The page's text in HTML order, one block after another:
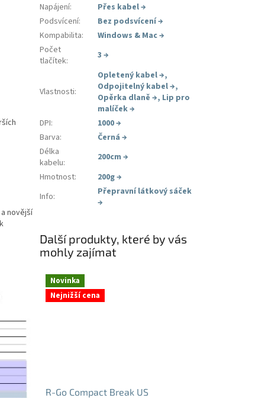
novější
Napájení: Přes kabel→
Podsvícení: Bez podsvícení→
Kompabilita: Windows & Mac→
Počet
tlačítek: 3 →
Vlastnosti:
Opletený kabel→,
Odpojitelný kabel→,
Opěrka dlaně →, Lip pro
malíček→
DPI: 1000→
Barva: Černá →
Délka
kabelu: 200cm →
Hmotnost: 200g→
Info:
Přepravní látkový sáček
→
Další produkty, které by vás
mohly zajímat
Novinka
Nejnižší cena
R-Go Compact Break US